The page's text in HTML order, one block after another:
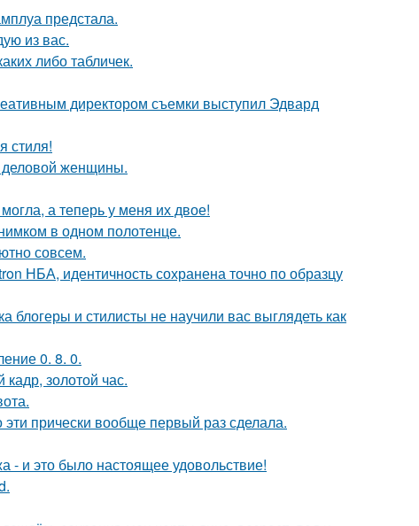
предстала.
из вас.
либо табличек.
директором съемки выступил Эдвард
стиля!
деловой женщины.
а теперь у меня их двое!
в одном полотенце.
совсем.
НБА, идентичность сохранена точно по образцу
блогеры и стилисты не научили вас выглядеть как
0. 8. 0.
золотой час.
эти прически вообще первый раз сделала.
и это было настоящее удовольствие!